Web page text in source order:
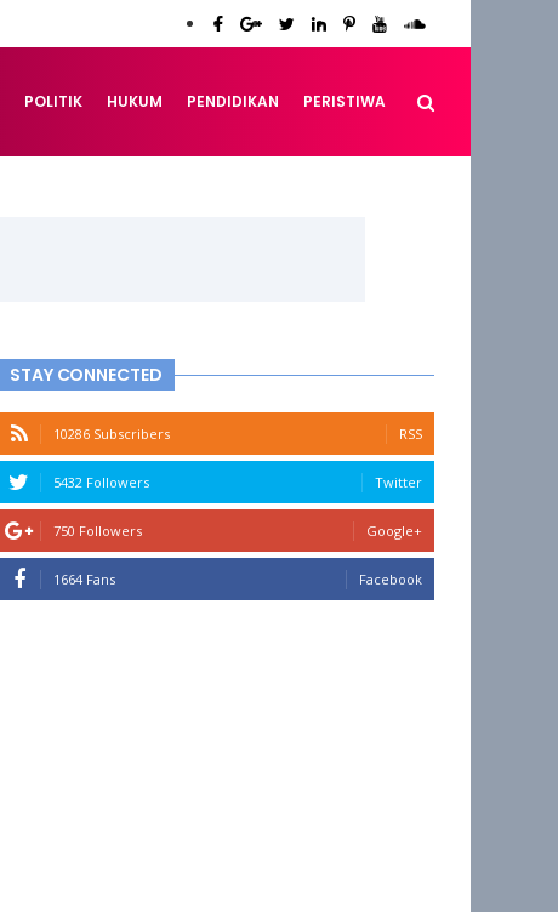
POLITIK HUKUM PENDIDIKAN PERISTIWA
STAY CONNECTED
10286 Subscribers RSS
5432 Followers Twitter
750 Followers Google+
1664 Fans Facebook